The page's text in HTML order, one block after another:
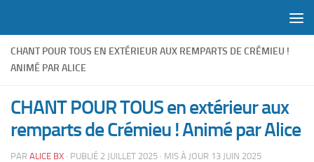
CHANT POUR TOUS EN EXTÉRIEUR AUX REMPARTS DE CRÉMIEU !
ANIMÉ PAR ALICE
CHANT POUR TOUS en extérieur aux
remparts de Crémieu ! Animé par Alice
PAR ALICE BX · PUBLIÉ 2 JUILLET 2025 · MIS À JOUR 13 JUIN 2025